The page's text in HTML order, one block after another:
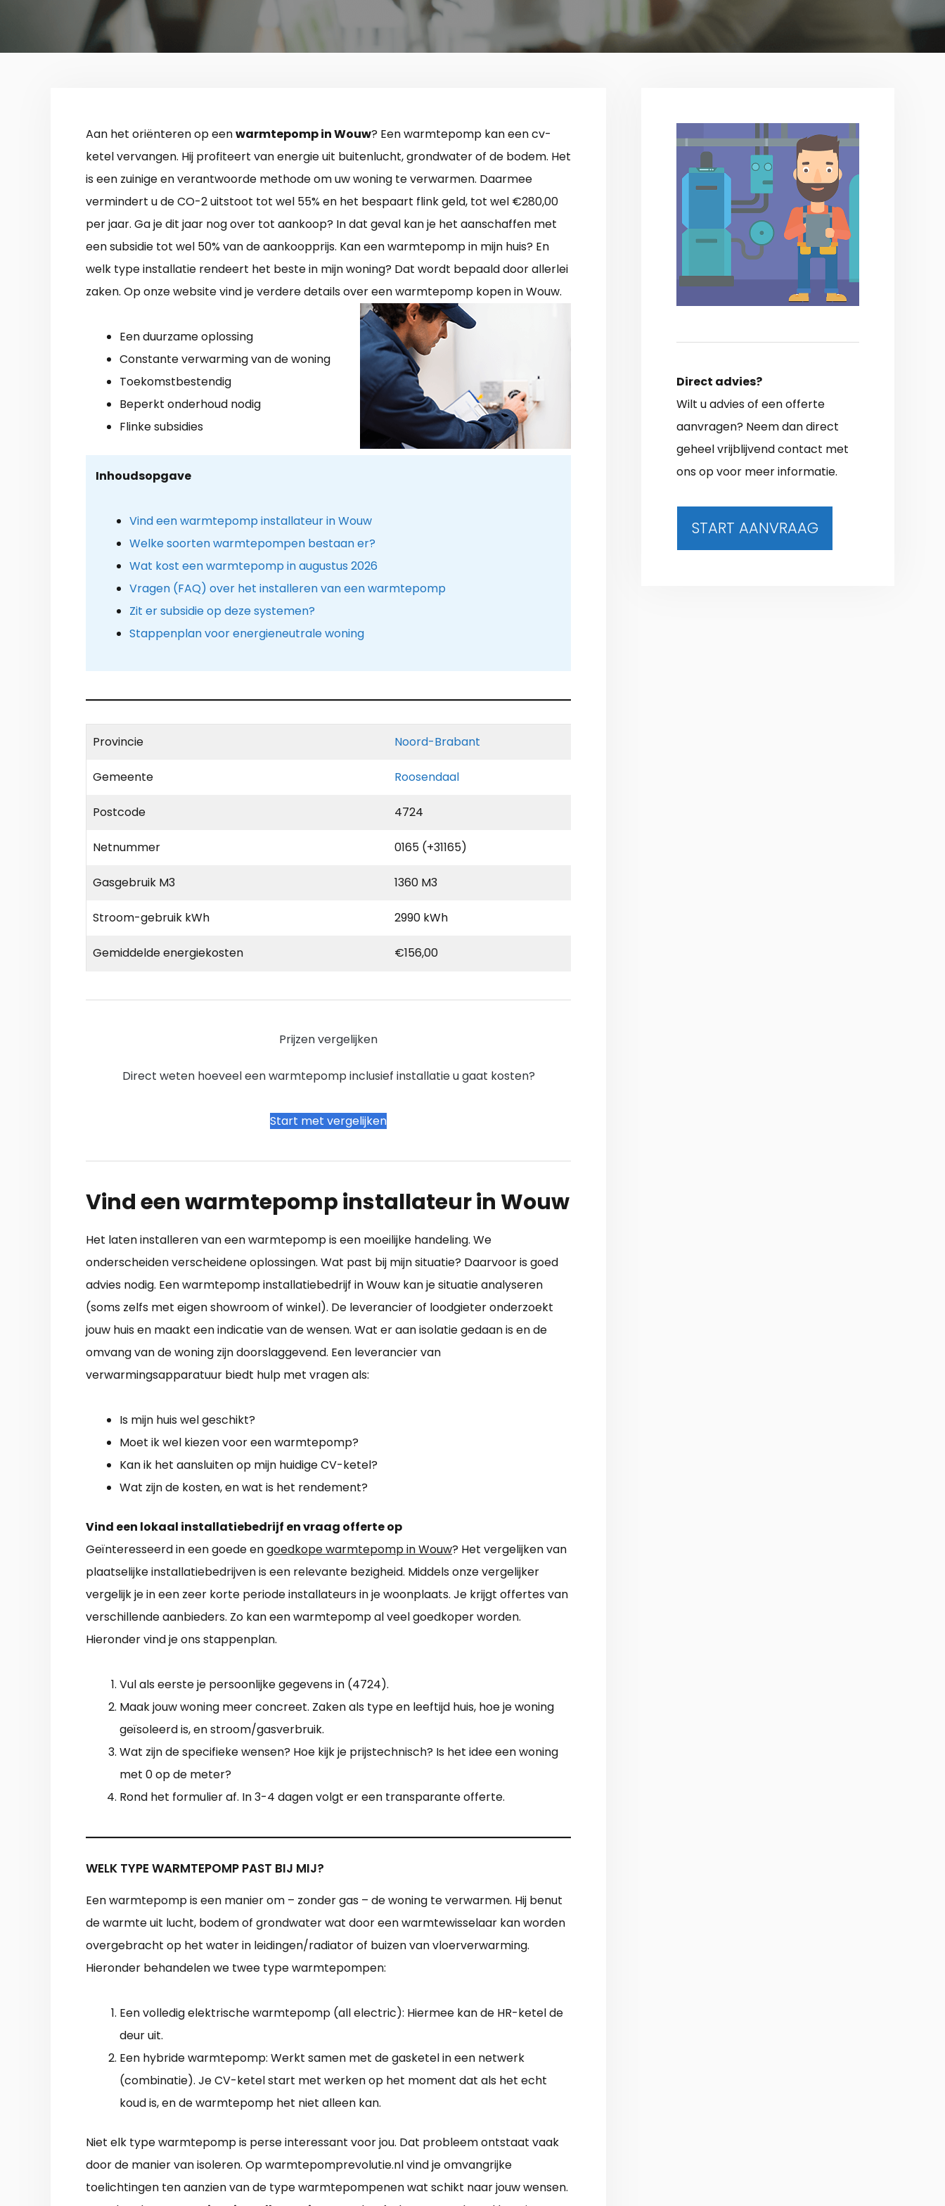
Aan het oriënteren op eenwarmtepomp in Wouw? Een warmtepomp kan een cv-
ketel vervangen. Hij profiteert van energie uit buitenlucht, grondwater of de bodem. Het
is een zuinige en verantwoorde methode om uw woning te verwarmen. Daarmee
vermindert u de CO-2 uitstoot tot wel 55% en het bespaart flink geld, tot wel €280,00
per jaar. Ga je dit jaar nog over tot aankoop? In dat geval kan je het aanschaffen met
een subsidie tot wel 50% van de aankoopprijs. Kan een warmtepomp in mijn huis? En
welk type installatie rendeert het beste in mijn woning? Dat wordt bepaald door allerlei
zaken. Op onze website vind je verdere details over een warmtepomp kopen in Wouw.
Een duurzame oplossing
Constante verwarming van de woning
Toekomstbestendig
Beperkt onderhoud nodig
Flinke subsidies
Inhoudsopgave
Vind een warmtepomp installateur in Wouw
Welke soorten warmtepompen bestaan er?
Wat kost een warmtepomp in augustus 2026
Vragen (FAQ) over het installeren van een warmtepomp
Zit er subsidie op deze systemen?
Stappenplan voor energieneutrale woning
Provincie Noord-Brabant
Gemeente Roosendaal
Postcode 4724
Netnummer 0165 (+31165)
Gasgebruik M3 1360 M3
Stroom-gebruik kWh 2990 kWh
Gemiddelde energiekosten €156,00
Prijzen vergelijken
Direct weten hoeveel een warmtepomp inclusief installatie u gaat kosten?
Start met vergelijken
Vind een warmtepomp installateur in Wouw
Het laten installeren van een warmtepomp is een moeilijke handeling. We
onderscheiden verscheidene oplossingen. Wat past bij mijn situatie? Daarvoor is goed
advies nodig. Een warmtepomp installatiebedrijf in Wouw kan je situatie analyseren
(soms zelfs met eigen showroom of winkel). De leverancier of loodgieter onderzoekt
jouw huis en maakt een indicatie van de wensen. Wat er aan isolatie gedaan is en de
omvang van de woning zijn doorslaggevend. Een leverancier van
verwarmingsapparatuur biedt hulp met vragen als:
Is mijn huis wel geschikt?
Moet ik wel kiezen voor een warmtepomp?
Kan ik het aansluiten op mijn huidige CV-ketel?
Wat zijn de kosten, en wat is het rendement?
Vind een lokaal installatiebedrijf en vraag offerte op
Geïnteresseerd in een goede engoedkope warmtepomp in Wouw? Het vergelijken van
plaatselijke installatiebedrijven is een relevante bezigheid. Middels onze vergelijker
vergelijk je in een zeer korte periode installateurs in je woonplaats. Je krijgt offertes van
verschillende aanbieders. Zo kan een warmtepomp al veel goedkoper worden.
Hieronder vind je ons stappenplan.
Vul als eerste je persoonlijke gegevens in (4724).
Maak jouw woning meer concreet. Zaken als type en leeftijd huis, hoe je woning
geïsoleerd is, en stroom/gasverbruik.
Wat zijn de specifieke wensen? Hoe kijk je prijstechnisch? Is het idee een woning
met 0 op de meter?
Rond het formulier af. In 3-4 dagen volgt er een transparante offerte.
WELK TYPE WARMTEPOMP PAST BIJ MIJ?
Een warmtepomp is een manier om – zonder gas – de woning te verwarmen. Hij benut
de warmte uit lucht, bodem of grondwater wat door een warmtewisselaar kan worden
overgebracht op het water in leidingen/radiator of buizen van vloerverwarming.
Hieronder behandelen we twee type warmtepompen:
Een volledig elektrische warmtepomp (all electric): Hiermee kan de HR-ketel de
deur uit.
Een hybride warmtepomp: Werkt samen met de gasketel in een netwerk
(combinatie). Je CV-ketel start met werken op het moment dat als het echt
koud is, en de warmtepomp het niet alleen kan.
Niet elk type warmtepomp is perse interessant voor jou. Dat probleem ontstaat vaak
door de manier van isoleren. Op warmtepomprevolutie.nl vind je omvangrijke
toelichtingen ten aanzien van de type warmtepompenen wat schikt naar jouw wensen.
Direct advies?
Wilt u advies of een offerte
aanvragen? Neem dan direct
geheel vrijblijvend contact met
ons op voor meer informatie.
START AANVRAAG